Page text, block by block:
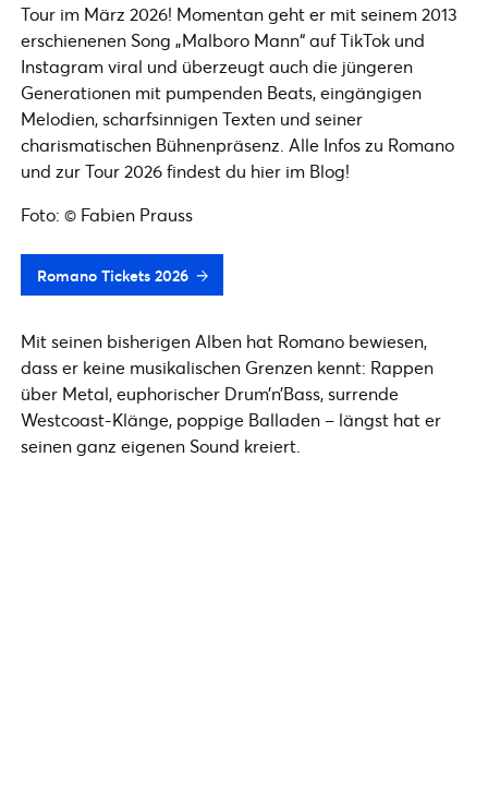
Tour im März 2026! Momentan geht er mit seinem 2013
erschienenen Song „Malboro Mann“ auf TikTok und
Instagram viral und überzeugt auch die jüngeren
Generationen mit pumpenden Beats, eingängigen
Melodien, scharfsinnigen Texten und seiner
charismatischen Bühnenpräsenz. Alle Infos zu Romano
und zur Tour 2026 findest du hier im Blog!
Foto: © Fabien Prauss
Romano Tickets 2026
Mit seinen bisherigen Alben hat Romano bewiesen,
dass er keine musikalischen Grenzen kennt: Rappen
über Metal, euphorischer Drum’n’Bass, surrende
Westcoast-Klänge, poppige Balladen – längst hat er
seinen ganz eigenen Sound kreiert.